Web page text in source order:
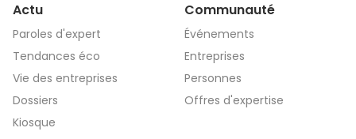
Actu
Paroles d'expert
Tendances éco
Vie des entreprises
Dossiers
Kiosque
Communauté
Événements
Entreprises
Personnes
Offres d'expertise